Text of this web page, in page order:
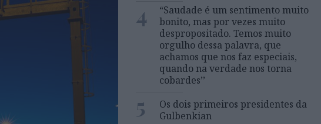
4
“Saudade é um sentimento muito
bonito, mas por vezes muito
despropositado. Temos muito
orgulho dessa palavra, que
achamos que nos faz especiais,
quando na verdade nos torna
cobardes’’
5
Os dois primeiros presidentes da
Gulbenkian